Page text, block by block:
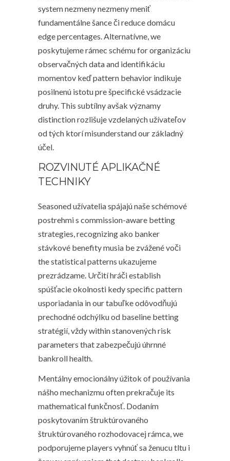
system nezmeny nezmeny meniť
fundamentálne šance či reduce domácu
edge percentages. Alternatívne, we
poskytujeme rámec schému for organizáciu
observačných data and identifikáciu
momentov keď pattern behavior indikuje
posilnenú istotu pre špecifické vsádzacie
druhy. This subtílny avšak významy
distinction rozlišuje vzdelaných užívateľov
od tých ktorí misunderstand our základný
účel.
ROZVINUTÉ APLIKAČNÉ
TECHNIKY
Seasoned užívatelia spájajú naše schémové
postrehmi s commission-aware betting
strategies, recognizing ako banker
stávkové benefity musia be zvážené voči
the statistical patterns ukazujeme
prezrádzame. Určití hráči establish
spúšťacie okolnosti kedy specific pattern
usporiadania in our tabuľke odôvodňujú
prechodné odchýlku od baseline betting
stratégií, vždy within stanovených risk
parameters that zabezpečujú úhrnné
bankroll health.
Mentálny emocionálny úžitok of používania
nášho mechanizmu often prekračuje its
mathematical funkčnosť. Dodaním
poskytovaním štruktúrovaného
štruktúrovaného rozhodovacej rámca, we
podporujeme players vyhnúť sa ženucu tltu i